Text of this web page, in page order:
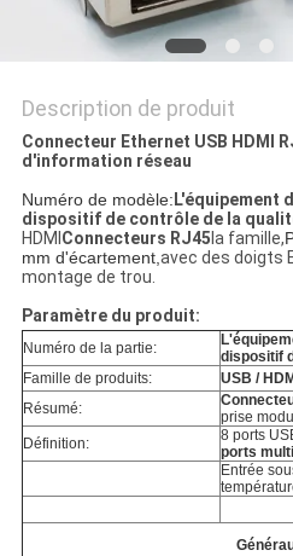
LA
VIE
PRIVÉE
Description de produit
Connecteur Ethernet USB HDMI
d'information réseau
Numéro de modèle: L'équipement
dispositif de contrôle de la
HDMI Connecteurs RJ45 la famille,
mm d'écartement,avec des doigts
montage de trou.
Paramètre du produit:
Numéro de la partie:
dispositif
Famille de produits:
USB /
Résumé:
prise
Définition:
8 ports
ports
Entrée